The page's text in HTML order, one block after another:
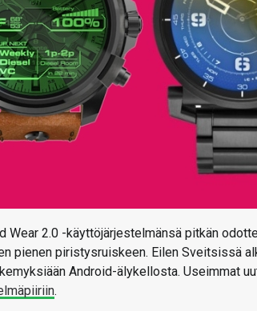
2.0 -käyttöjärjestelmänsä pitkän
pienen piristysruiskeen. Eilen Sveitsissä
Android-älykellosta. Useimmat
.